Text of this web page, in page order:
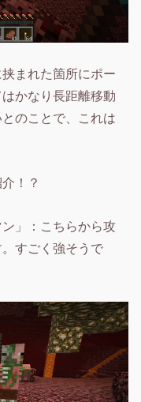
まれた箇所にポー
かなり長距離移動
のことで、これは
！？
」：こちらから攻
すごく強そうで